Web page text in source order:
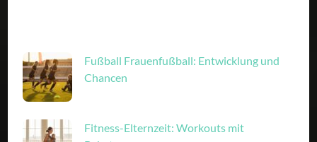
Fußball Frauenfußball: Entwicklung und
Chancen
Fitness-Elternzeit: Workouts mit